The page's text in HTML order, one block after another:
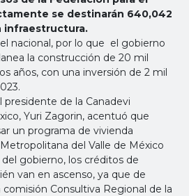
se destinarán 640,042
infraestructura.
nacional, por lo que el gobierno
la construcción de 20 mil
años, con una inversión de 2 mil
de la Canadevi
Yuri Zagorin, acentuó que
un programa de vivienda
del Valle de México
gobierno, los créditos de
van en ascenso, ya que de
Consultiva Regional de la